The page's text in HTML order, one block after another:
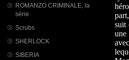
ROMANZO CRIMINALE, la
série
Scrubs
SHERLOCK
SIBERIA
suit